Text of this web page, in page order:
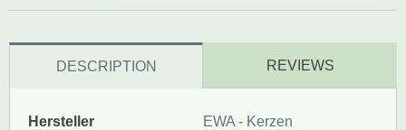
DESCRIPTION REVIEWS
Hersteller
EWA - Kerzen